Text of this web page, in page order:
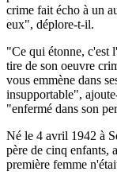
crime fait écho à un
eux", déplore-t-il.
"Ce qui étonne, c'est
tire de son oeuvre
vous emmène dans
insupportable",
"enfermé dans son
Né le 4 avril 1942 à
père de cinq enfants,
première femme